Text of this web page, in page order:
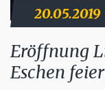
20.05.2019
Eröffnung
Eschen